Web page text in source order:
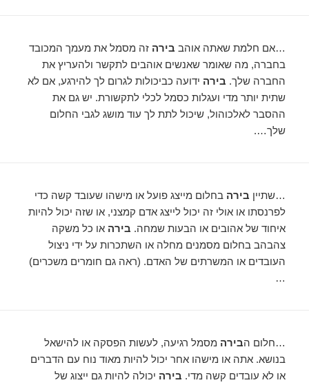
…אם חלמת שאתה אוהב בירה זה מסמל את מעמך המכובד
בחברה, מה שאומר שאנשים אוהבים לתקשר ולהעריץ את
החברה שלך. בירה ידועה כביכולות לגרום לך להירגע, אם לא
שתית יותר מדי ועגלות כסמל לכלי לתקשורת. יש גם את
ההסבר לאלכוהול, שיכול לתת לך עוד מושג לגבי החלום
שלך….
…שתיין בירה בחלום מייצג פועל או מישהו שעובד קשה כדי
לפרנסתו או אולי זה יכול לייצג אדם קמצני, או שזה יכול להיות
איחוד של אהובים או הבעות שמחה. בירה או כל משקה
צהבהב בחלום מסמנים מחלה או השתכרות על ידי ניצול
העובדים או המשרתים של האדם. (ראה גם חומרים משכרים)
…
…חלום הבירה מסמל רגיעה, לעשות הפסקה או להישאל
בנושא. אתה או מישהו אחר יכול להיות מאוד נוח עם הדברים
או לא עובדים קשה מדי. בירה יכולה להיות גם ייצוג של